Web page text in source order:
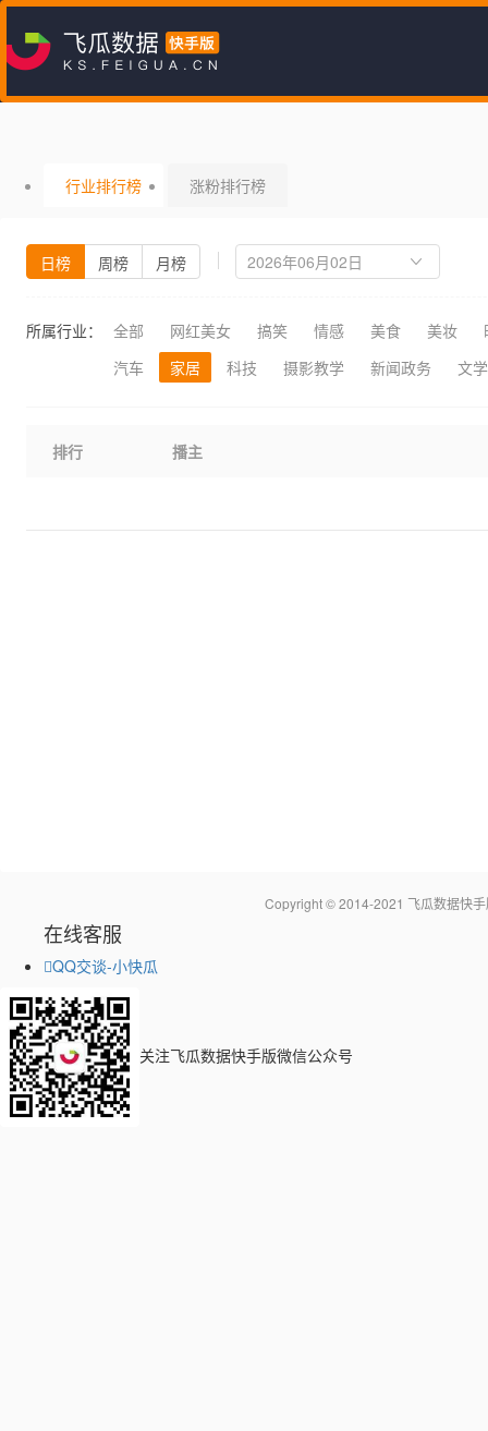
行业排行榜 涨粉排行榜
日榜 周榜 月榜
所属行业： 全部 网红美女 搞笑 情感 美食 美妆
汽车
家居 科技 摄影教学 新闻政务 文
排行 播主
Copyright © 2014-2021 飞瓜数据快
在线客服
QQ交谈-小快瓜
关注飞瓜数据快手版微信公众号